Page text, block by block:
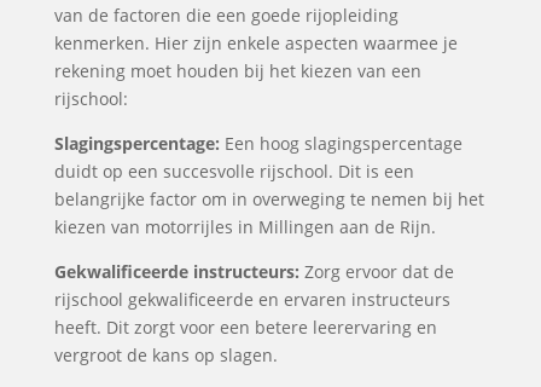
van de factoren die een goede rijopleiding
kenmerken. Hier zijn enkele aspecten waarmee je
rekening moet houden bij het kiezen van een
rijschool:
Slagingspercentage: Een hoog slagingspercentage
duidt op een succesvolle rijschool. Dit is een
belangrijke factor om in overweging te nemen bij het
kiezen van motorrijles in Millingen aan de Rijn.
Gekwalificeerde instructeurs: Zorg ervoor dat de
rijschool gekwalificeerde en ervaren instructeurs
heeft. Dit zorgt voor een betere leerervaring en
vergroot de kans op slagen.